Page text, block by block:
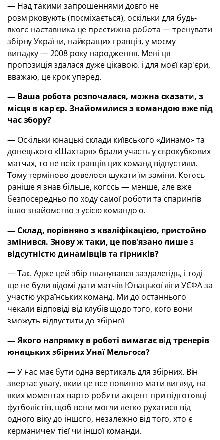
— Над такими запрошеннями довго не
розмірковують (посміхається), оскільки для будь-
якого наставника це престижна робота — тренувати
збірну України, найкращих гравців, у моєму
випадку — 2008 року народження. Мені ця
пропозиція здалася дуже цікавою, і для моєї кар'єри,
вважаю, це крок уперед.
— Ваша робота розпочалася, можна сказати, з
місця в кар'єр. Знайомилися з командою вже під
час збору?
— Оскільки юнацькі склади київського «Динамо» та
донецького «Шахтаря» брали участь у єврокубкових
матчах, то не всіх гравців цих команд відпустили.
Тому терміново довелося шукати їм заміни. Когось
раніше я знав більше, когось — менше, але вже
безпосередньо по ходу самої роботи та спарингів
ішло знайомство з усією командою.
— Склад, порівняно з кваліфікацією, пристойно
змінився. Знову ж таки, це пов'язано лише з
відсутністю динамівців та гірників?
— Так. Адже цей збір планувався заздалегідь, і тоді
ще не були відомі дати матчів Юнацької ліги УЄФА за
участю українських команд. Ми до останнього
чекали відповіді від клубів щодо того, кого вони
зможуть відпустити до збірної.
— Якого напрямку в роботі вимагає від тренерів
юнацьких збірних Унаї Мельгоса?
— У нас має бути одна вертикаль для збірних. Він
звертає увагу, який це все повинно мати вигляд, на
яких моментах варто робити акцент при підготовці
футболістів, щоб вони могли легко рухатися від
одного віку до іншого, незалежно від того, хто є
керманичем тієї чи іншої команди.